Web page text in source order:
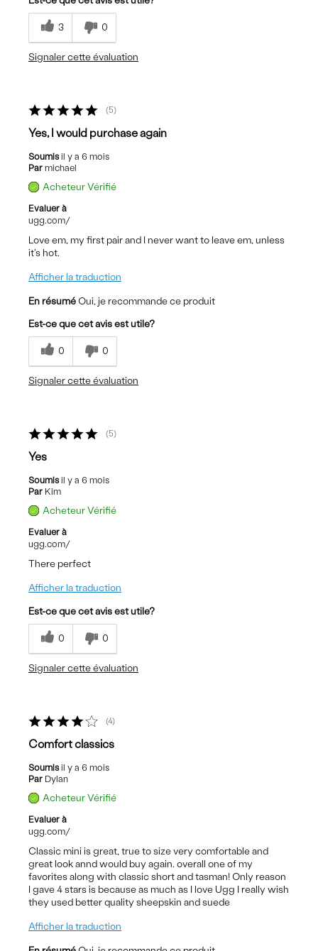
3 0
Signaler cette évaluation
5
Yes, I would purchase again
Soumisil y a 6 mois
Par michael
Acheteur Vérifié
Evaluer à
ugg.com/
Love em, my first pair and I never want to leave em, unless
it's hot.
Afficher la traduction
En résumé Oui, je recommande ce produit
Est-ce que cet avis est utile?
0 0
Signaler cette évaluation
5
Yes
Soumisil y a 6 mois
Par Kim
Acheteur Vérifié
Evaluer à
ugg.com/
There perfect
Afficher la traduction
Est-ce que cet avis est utile?
0 0
Signaler cette évaluation
4
Comfort classics
Soumisil y a 6 mois
Par Dylan
Acheteur Vérifié
Evaluer à
ugg.com/
Classic mini is great, true to size very comfortable and
great look annd would buy again. overall one of my
favorites along with classic short and tasman! Only reason
I gave 4 stars is because as much as I love Ugg I really wish
they used better quality sheepskin and suede
Afficher la traduction